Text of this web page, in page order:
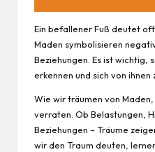
Ein befallener Fuß deutet
Maden symbolisieren
Beziehungen. Es ist wichtig,
erkennen und sich von ihnen
Wie wir träumen von
verraten. Ob Belastungen,
Beziehungen – Träume
wir den Traum deuten,